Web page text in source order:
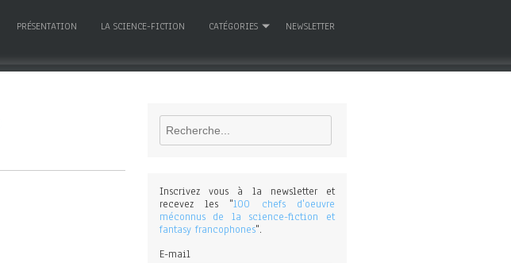
PRÉSENTATION LA SCIENCE-FICTION CATÉGORIES NEWSLETTER
Rechercher
Inscrivez vous à la newsletter et
recevez les "100 chefs d'oeuvre
méconnus de la science-fiction et
fantasy francophones".
E-mail